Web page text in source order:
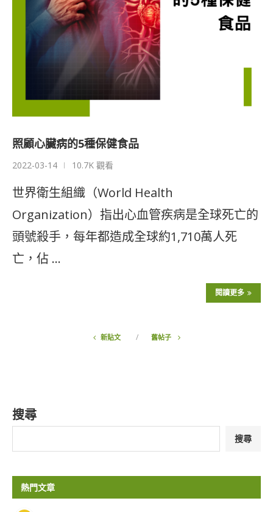
照顧心臟病的5種保健食品
2022-03-14 10.7K 觀看
世界衛生組織（World Health
Organization）指出心血管疾病是全球死亡的
頭號殺手，每年都造成全球約1,710萬人死
亡，佔 …
閱讀更多
新貼文 舊帖子
搜尋
搜尋
熱門文章